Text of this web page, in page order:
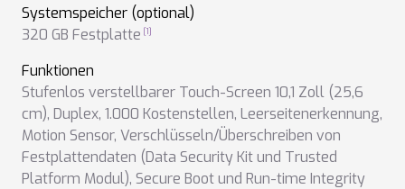
Systemspeicher (optional)
320 GB Festplatte
Funktionen
Stufenlos verstellbarer Touch-Screen 10,1 Zoll (25,6
cm), Duplex, 1.000 Kostenstellen, Leerseitenerkennung,
Motion Sensor, Verschlüsseln/Überschreiben von
Festplattendaten (Data Security Kit und Trusted
Platform Modul), Secure Boot und Run-time Integrity